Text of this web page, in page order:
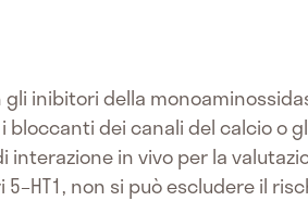
inibitori della
dei canali del calcio o
interazione in vivo per la
non si può escludere il